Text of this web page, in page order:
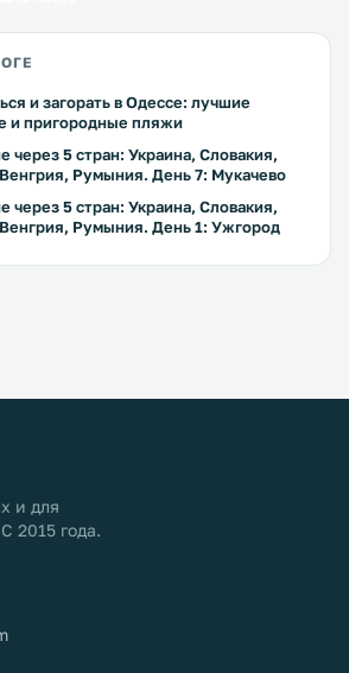
и загорать в Одессе: лучшие
и пригородные пляжи
через 5 стран: Украина, Словакия,
Румыния. День 7: Мукачево
через 5 стран: Украина, Словакия,
Румыния. День 1: Ужгород
и для
2015 года.